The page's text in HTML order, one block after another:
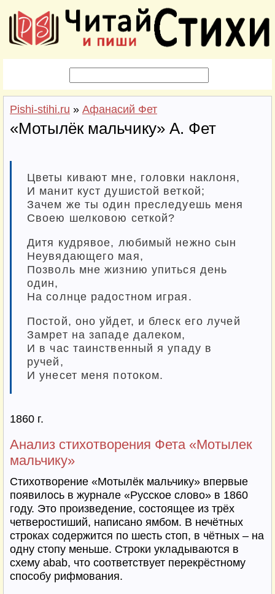
Pishi-stihi.ru » Афанасий Фет
«Мотылёк мальчику» А. Фет
Цветы кивают мне, головки наклоня,
И манит куст душистой веткой;
Зачем же ты один преследуешь меня
Своею шелковою сеткой?
Дитя кудрявое, любимый нежно сын
Неувядающего мая,
Позволь мне жизнию упиться день
один,
На солнце радостном играя.
Постой, оно уйдет, и блеск его лучей
Замрет на западе далеком,
И в час таинственный я упаду в
ручей,
И унесет меня потоком.
1860 г.
Анализ стихотворения Фета «Мотылек
мальчику»
Стихотворение «Мотылёк мальчику» впервые
появилось в журнале «Русское слово» в 1860
году. Это произведение, состоящее из трёх
четверостиший, написано ямбом. В нечётных
строках содержится по шесть стоп, в чётных – на
одну стопу меньше. Строки укладываются в
схему abab, что соответствует перекрёстному
способу рифмования.